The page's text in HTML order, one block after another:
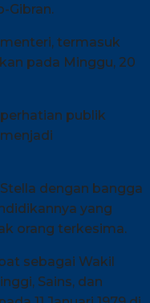
Gibran.
termasuk
pada Minggu, 20
publik
dengan bangga
yang
orang terkesima.
sebagai Wakil
Sains, dan